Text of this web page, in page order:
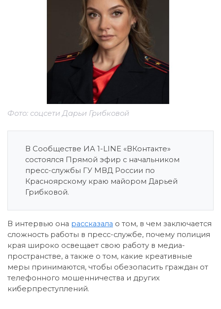
Фото: соцсети Дарьи Грибковой
В Сообществе ИА 1-LINE «ВКонтакте»
состоялся Прямой эфир с начальником
пресс-службы ГУ МВД России по
Красноярскому краю майором Дарьей
Грибковой.
В интервью она рассказала о том, в чем заключается
сложность работы в пресс-службе, почему полиция
края широко освещает свою работу в медиа-
пространстве, а также о том, какие креативные
меры принимаются, чтобы обезопасить граждан от
телефонного мошенничества и других
киберпреступлений.